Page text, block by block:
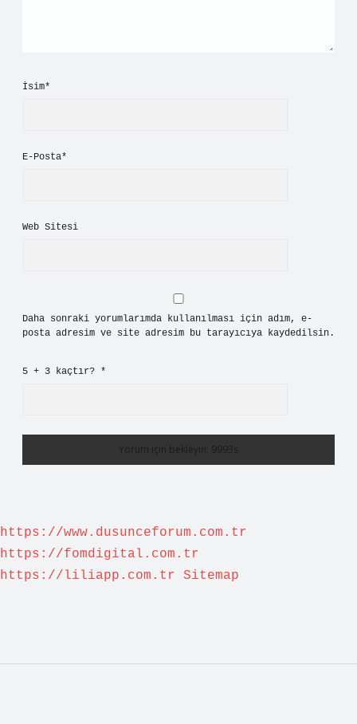
İsim*
E-Posta*
Web Sitesi
Daha sonraki yorumlarımda kullanılması için adım, e-
posta adresim ve site adresim bu tarayıcıya kaydedilsin.
5 + 3 kaçtır? *
https://www.dusunceforum.com.tr
https://fomdigital.com.tr
https://liliapp.com.tr
Sitemap